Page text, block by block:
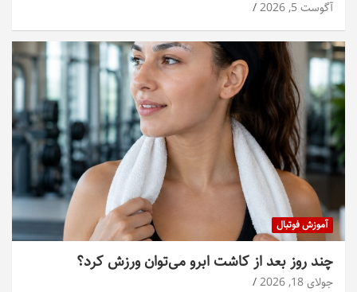
آگوست 5, 2026
آموزش فوتبال
چند روز بعد از کاشت ابرو می‌توان ورزش کرد؟
جولای 18, 2026